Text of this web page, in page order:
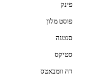
פינק
פוסט מלון
סנטנה
סטיקס
דה וומבאטס